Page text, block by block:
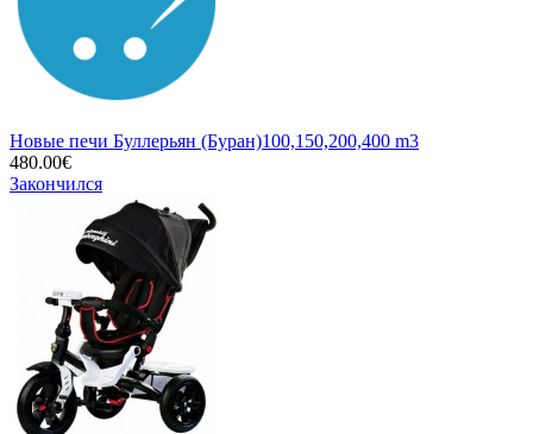
Новые печи Буллерьян (Буран)100,150,200,400 m3
480.00€
Закончился